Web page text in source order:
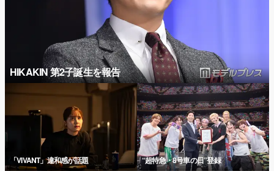
HIKAKIN 第2子誕生を報告
「VIVANT」違和感が話題 “超特急・8号車の日”登録